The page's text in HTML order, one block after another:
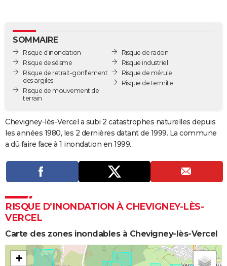
GUIDES D'ACHAT
BONS PLANS
CARTE DE VOEUX
Carte de Noël
Carte Bonne année
Carte Saint-Valentin
Carte Pâques
Carte d'anniversaire
DICTIONNAIRE
COPAINS D'AVANT
Bricolage
Lifestyle
Culture
Sport
Auto
Television
Voyage
Cinema
SOMMAIRE
Risque d’inondation
Risque de séisme
Risque de retrait-gonflement
des argiles
Risque de mouvement de
terrain
Risque de radon
Risque industriel
Risque de mérule
Risque de termite
Chevigney-lès-Vercel a subi 2 catastrophes naturelles depuis
les années 1980, les 2 dernières datant de 1999. La commune
a dû faire face à 1 inondation en 1999.
RISQUE D’INONDATION À CHEVIGNEY-LÈS-
VERCEL
Carte des zones inondables à Chevigney-lès-Vercel
+